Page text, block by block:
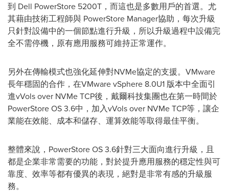
到 Dell PowerStore 5200T，而這也是多數用戶的首選。尤
其藉由技術工程師與 PowerStore Manager協助，每次升級
只針對設備中的一個節點進行升級，所以升級過程中設備完
全不需停機，原有應用服務可維持正常運作。
另外在傳輸模式也強化延伸對NVMe協定的支援。VMware
長年穩固的合作，在VMware vSphere 8.0U1 版本中全面引
進vVols over NVMe TCP後，戴爾科技集團也在第一時間於
PowerStore OS 3.6中，加入vVols over NVMe TCP等，讓企
業能在效能、成本和儲存、運算效能等取得最佳平衡。
整體來說，PowerStore OS 3.6針對三大面向進行升級，且
都是企業非常需要的功能，對於提升應用服務的穩定性與可
靠度、效率等都有優異的表現，絕對是非常有感的升級服
務。